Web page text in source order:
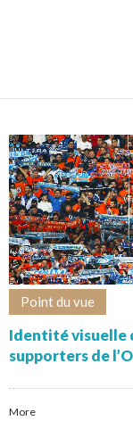
Point du vue
Identité visuelle
supporters de
More